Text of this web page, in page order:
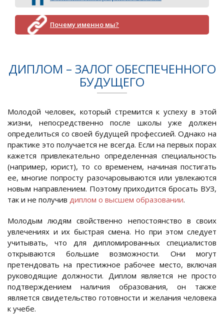
Почему именно мы?
ДИПЛОМ – ЗАЛОГ ОБЕСПЕЧЕННОГО
БУДУЩЕГО
Молодой человек, который стремится к успеху в этой
жизни, непосредственно после школы уже должен
определиться со своей будущей профессией. Однако на
практике это получается не всегда. Если на первых порах
кажется привлекательно определенная специальность
(например, юрист), то со временем, начиная постигать
ее, многие попросту разочаровываются или увлекаются
новым направлением. Поэтому приходится бросать ВУЗ,
так и не получив диплом о высшем образовании.
Молодым людям свойственно непостоянство в своих
увлечениях и их быстрая смена. Но при этом следует
учитывать, что для дипломированных специалистов
открываются большие возможности. Они могут
претендовать на престижное рабочее место, включая
руководящие должности. Диплом является не просто
подтверждением наличия образования, он также
является свидетельство готовности и желания человека
к учебе.